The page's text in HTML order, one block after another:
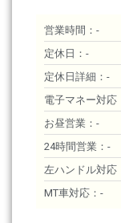
営業時間：-
定休日：-
定休日詳細：-
電子マネー対応
お昼営業：-
24時間営業：-
左ハンドル対応
MT車対応：-